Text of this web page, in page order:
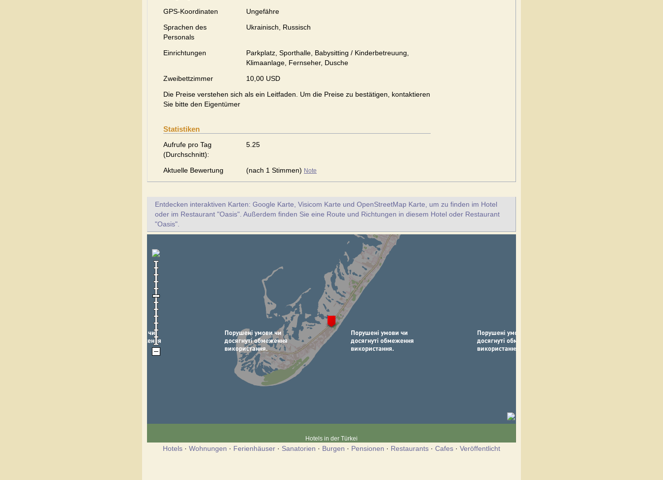
GPS-Koordinaten
Ungefähre
Sprachen des
Personals
Ukrainisch, Russisch
Einrichtungen
Parkplatz, Sporthalle, Babysitting / Kinderbetreuung,
Klimaanlage, Fernseher, Dusche
Zweibettzimmer
10,00 USD
Die Preise verstehen sich als ein Leitfaden. Um die Preise zu bestätigen, kontaktieren
Sie bitte den Eigentümer
Statistiken
Aufrufe pro Tag
(Durchschnitt):
5.25
Aktuelle Bewertung (nach 1 Stimmen) Note
Entdecken interaktiven Karten: Google Karte, Visicom Karte und OpenStreetMap Karte, um zu finden im Hotel
oder im Restaurant "Oasis". Außerdem finden Sie eine Route und Richtungen in diesem Hotel oder Restaurant
"Oasis".
Hotels in der Türkei
Hotels · Wohnungen · Ferienhäuser · Sanatorien · Burgen · Pensionen · Restaurants · Cafes · Veröffentlicht